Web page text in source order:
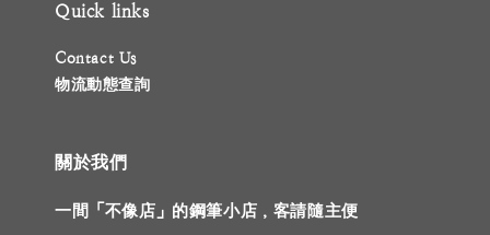
Quick links
Contact Us
物流動態查詢
關於我們
一間「不像店」的鋼筆小店，客請隨主便